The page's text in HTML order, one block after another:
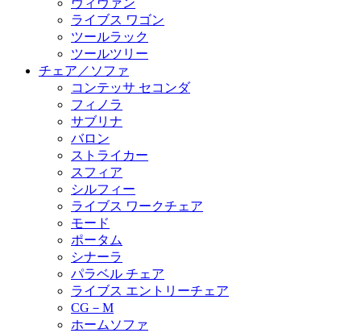
ライブス ワゴン
ツールラック
ツールツリー
チェア／ソファ
コンテッサ セコンダ
フィノラ
サブリナ
バロン
ストライカー
スフィア
シルフィー
ライブス ワークチェア
モード
ポータム
シナーラ
パラベル チェア
ライブス エントリーチェア
CG－M
ホームソファ